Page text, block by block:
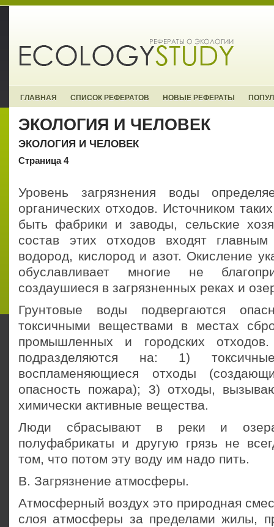
ГЛАВНАЯ СПИСОК РЕФЕРАТОВ НОВЫЕ РЕФЕРАТЫ
ЭКОЛОГИЯ И ЧЕЛОВЕК
ЭКОЛОГИЯ И ЧЕЛОВЕК
Страница 4
Уровень загрязнения воды
органических отходов. Источником
быть фабрики и заводы, сельские
состав этих отходов входят
водород, кислород и азот. Окисление
обуславливает многие не
создаушиеся в загрязненных реках и
Грунтовые воды подвергаются
токсичными веществами в местах
промышленных и городских
подразделяются на: 1)
воспламеняющиеся отходы
опасность пожара); 3) отходы,
химически активные вещества.
Люди сбрасывают в реки и озера
полуфабрикаты и другую грязь не
том, что потом эту воду им надо пить.
В. Загрязнение атмосферы.
Атмосферный воздух это природная
слоя атмосферы за пределами жилы,